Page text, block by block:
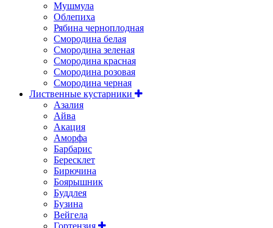
Мушмула
Облепиха
Рябина черноплодная
Смородина белая
Смородина зеленая
Смородина красная
Смородина розовая
Смородина черная
Лиственные кустарники
Азалия
Айва
Акация
Аморфа
Барбарис
Бересклет
Бирючина
Боярышник
Буддлея
Бузина
Вейгела
Гортензия